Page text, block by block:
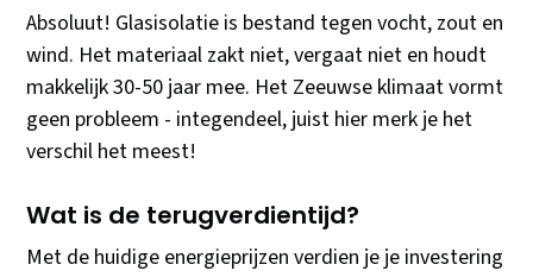
Absoluut! Glasisolatie is bestand tegen vocht, zout en
wind. Het materiaal zakt niet, vergaat niet en houdt
makkelijk 30-50 jaar mee. Het Zeeuwse klimaat vormt
geen probleem - integendeel, juist hier merk je het
verschil het meest!
Wat is de terugverdientijd?
Met de huidige energieprijzen verdien je je investering